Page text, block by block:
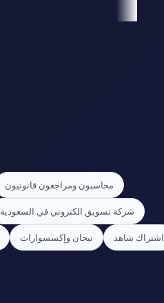
محاسبون ومراجعون قانونيون
شركة تسويق الكتروني في السعودية
اشتراك شاهد تيجان وإكسسوارات